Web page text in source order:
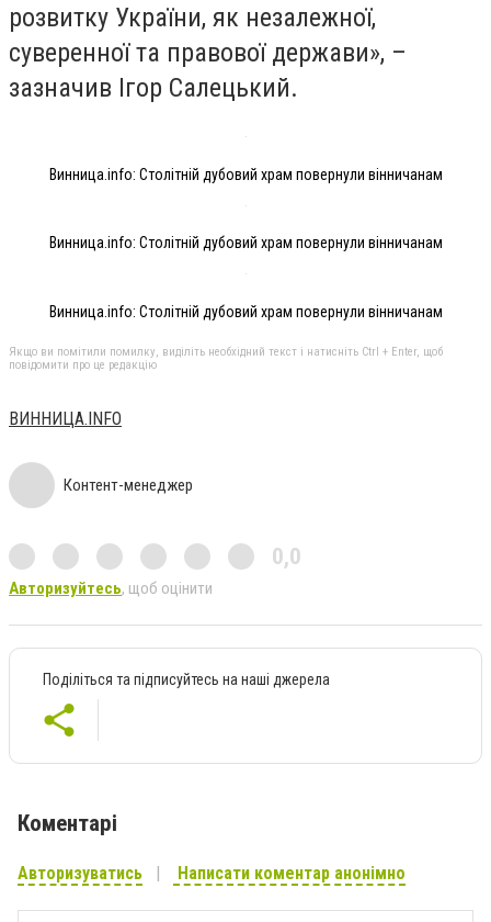
розвитку України, як незалежної,
суверенної та правової держави», –
зазначив Ігор Салецький.
Винница.info: Столітній дубовий храм повернули вінничанам
Винница.info: Столітній дубовий храм повернули вінничанам
Винница.info: Столітній дубовий храм повернули вінничанам
Якщо ви помітили помилку, виділіть необхідний текст і натисніть Ctrl + Enter, щоб
повідомити про це редакцію
ВИННИЦА.INFO
Контент-менеджер
0,0
Авторизуйтесь, щоб оцінити
Поділіться та підписуйтесь на наші джерела
Коментарі
Авторизуватись Написати коментар анонімно